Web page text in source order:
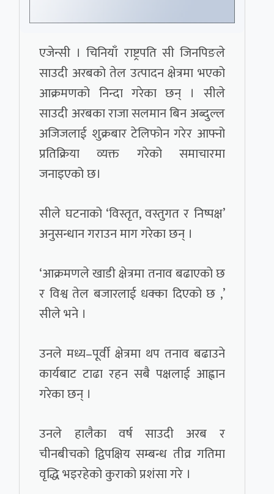
एजेन्सी । चिनियाँ राष्ट्रपति सी जिनपिङले
साउदी अरबको तेल उत्पादन क्षेत्रमा भएको
आक्रमणको निन्दा गरेका छन् । सीले
साउदी अरबका राजा सलमान बिन अब्दुल्ल
अजिजलाई शुक्रबार टेलिफोन गरेर आफ्नो
प्रतिक्रिया व्यक्त गरेको समाचारमा
जनाइएको छ।
सीले घटनाको ‘विस्तृत, वस्तुगत र निष्पक्ष’
अनुसन्धान गराउन माग गरेका छन् ।
‘आक्रमणले खाडी क्षेत्रमा तनाव बढाएको छ
र विश्व तेल बजारलाई धक्का दिएको छ ,’
सीले भने ।
उनले मध्य–पूर्वी क्षेत्रमा थप तनाव बढाउने
कार्यबाट टाढा रहन सबै पक्षलाई आह्वान
गरेका छन् ।
उनले हालैका वर्ष साउदी अरब र
चीनबीचको द्विपक्षिय सम्बन्ध तीव्र गतिमा
वृद्धि भइरहेको कुराको प्रशंसा गरे ।